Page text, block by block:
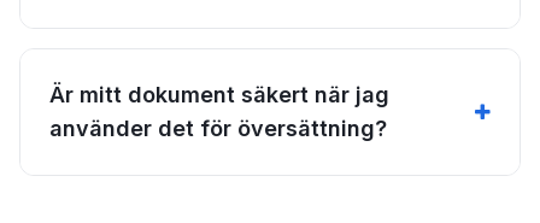
Är mitt dokument säkert när jag
använder det för översättning?